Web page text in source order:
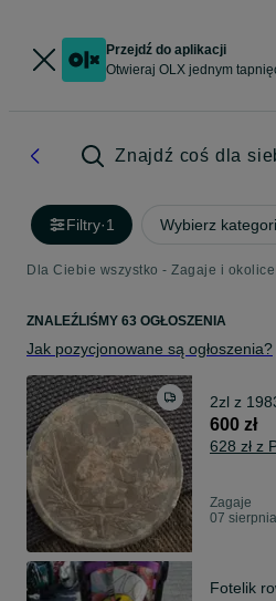
Przejdź do aplikacji
Otwieraj OLX jednym
Znajdź coś dla
Filtry·1 Wybierz
Dla Ciebie wszystko - Zagaje i okolice!
ZNALEŹLIŚMY 63 OGŁOSZENIA
Jak pozycjonowane są ogłoszenia?
2zl z
600 zł
628 zł z
Zagaje
07
Fotelik